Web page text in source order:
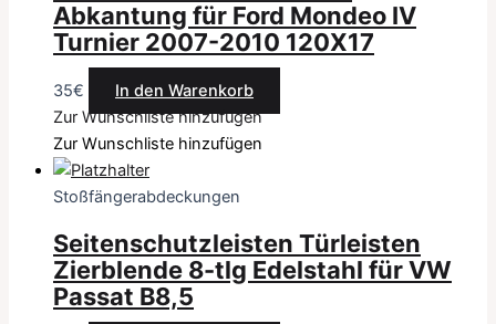
Abkantung für Ford Mondeo IV
Turnier 2007-2010 120X17
35€
In den Warenkorb
Zur Wunschliste hinzufügen
Zur Wunschliste hinzufügen
Stoßfängerabdeckungen
Seitenschutzleisten Türleisten
Zierblende 8-tlg Edelstahl für VW
Passat B8,5